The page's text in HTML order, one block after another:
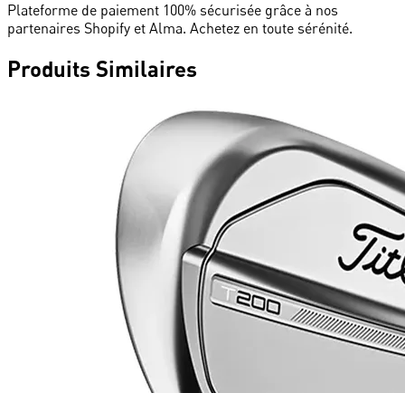
Plateforme de paiement 100% sécurisée grâce à nos
partenaires Shopify et Alma. Achetez en toute sérénité.
Produits Similaires